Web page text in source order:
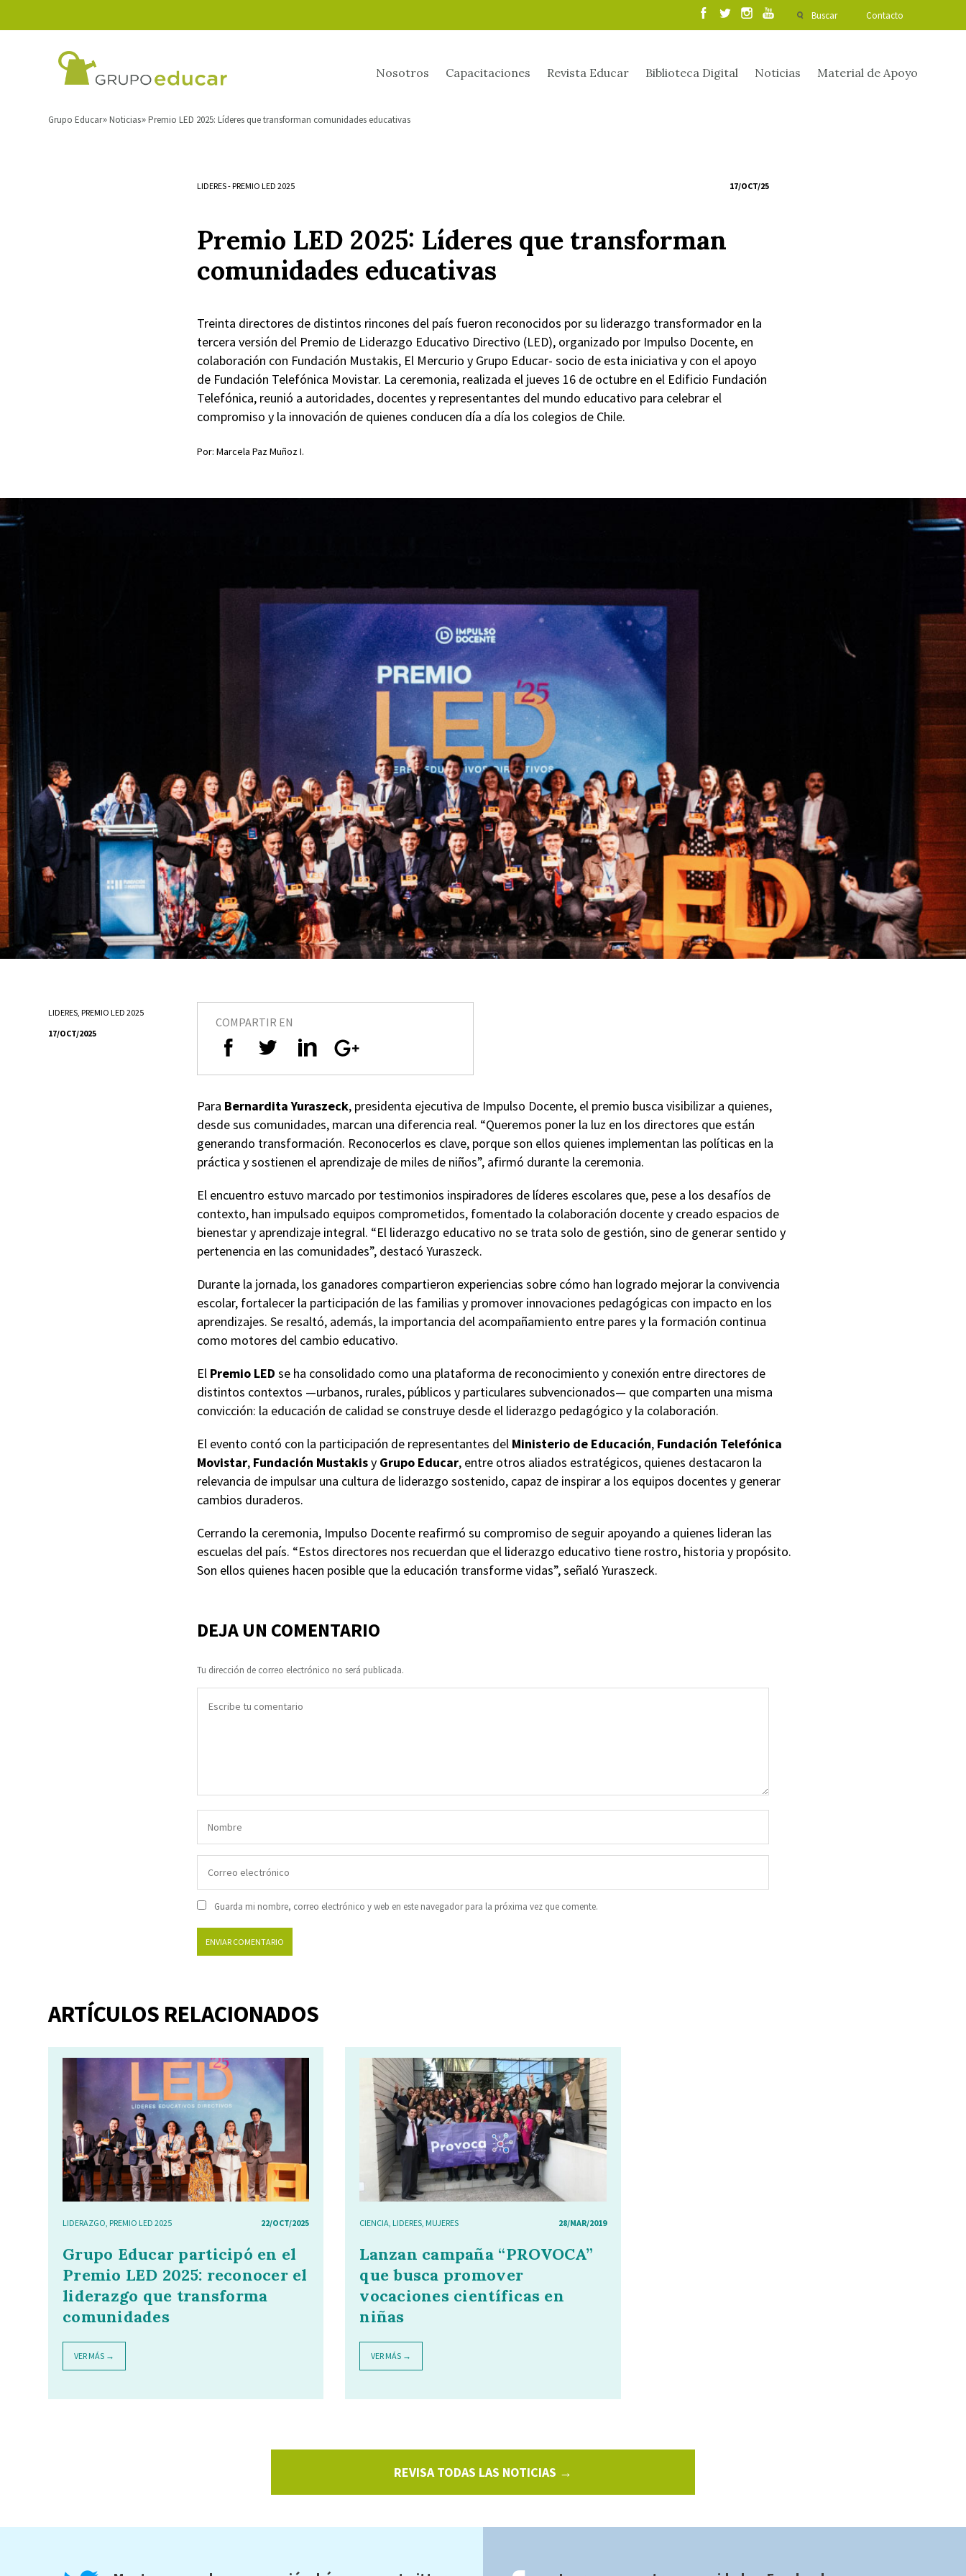
Buscar Contacto
Nosotros Capacitaciones Revista Educar Biblioteca Digital Noticias Material de Apoyo
Grupo Educar Noticias Premio LED 2025: Líderes que transforman comunidades educativas
LIDERES-PREMIO LED 2025 17/OCT/25
Premio LED 2025: Líderes que transforman
comunidades educativas
Treinta directores de distintos rincones del país fueron reconocidos por su liderazgo transformador en la
tercera versión del Premio de Liderazgo Educativo Directivo (LED), organizado por Impulso Docente, en
colaboración con Fundación Mustakis, El Mercurio y Grupo Educar- socio de esta iniciativa y con el apoyo
de Fundación Telefónica Movistar. La ceremonia, realizada el jueves 16 de octubre en el Edificio Fundación
Telefónica, reunió a autoridades, docentes y representantes del mundo educativo para celebrar el
compromiso y la innovación de quienes conducen día a día los colegios de Chile.
Por: Marcela Paz Muñoz I.
LIDERES PREMIO LED 2025
17/OCT/2025
COMPARTIR EN
Para Bernardita Yuraszeck, presidenta ejecutiva de Impulso Docente, el premio busca visibilizar a quienes,
desde sus comunidades, marcan una diferencia real. “Queremos poner la luz en los directores que están
generando transformación. Reconocerlos es clave, porque son ellos quienes implementan las políticas en la
práctica y sostienen el aprendizaje de miles de niños”, afirmó durante la ceremonia.
El encuentro estuvo marcado por testimonios inspiradores de líderes escolares que, pese a los desafíos de
contexto, han impulsado equipos comprometidos, fomentado la colaboración docente y creado espacios de
bienestar y aprendizaje integral. “El liderazgo educativo no se trata solo de gestión, sino de generar sentido y
pertenencia en las comunidades”, destacó Yuraszeck.
Durante la jornada, los ganadores compartieron experiencias sobre cómo han logrado mejorar la convivencia
escolar, fortalecer la participación de las familias y promover innovaciones pedagógicas con impacto en los
aprendizajes. Se resaltó, además, la importancia del acompañamiento entre pares y la formación continua
como motores del cambio educativo.
El Premio LED se ha consolidado como una plataforma de reconocimiento y conexión entre directores de
distintos contextos —urbanos, rurales, públicos y particulares subvencionados— que comparten una misma
convicción: la educación de calidad se construye desde el liderazgo pedagógico y la colaboración.
El evento contó con la participación de representantes del Ministerio de Educación, Fundación Telefónica
Movistar, Fundación Mustakisy Grupo Educar, entre otros aliados estratégicos, quienes destacaron la
relevancia de impulsar una cultura de liderazgo sostenido, capaz de inspirar a los equipos docentes y generar
cambios duraderos.
Cerrando la ceremonia, Impulso Docente reafirmó su compromiso de seguir apoyando a quienes lideran las
escuelas del país. “Estos directores nos recuerdan que el liderazgo educativo tiene rostro, historia y propósito.
Son ellos quienes hacen posible que la educación transforme vidas”, señaló Yuraszeck.
DEJA UN COMENTARIO
Tu dirección de correo electrónico no será publicada.
Guarda mi nombre, correo electrónico y web en este navegador para la próxima vez que comente.
ARTÍCULOS RELACIONADOS
LIDERAZGO PREMIO LED 2025 22/OCT/2025
Grupo Educar participó en el
Premio LED 2025: reconocer el
liderazgo que transforma
comunidades
VER MÁS →
CIENCIA LIDERES MUJERES 28/MAR/2019
Lanzan campaña “PROVOCA”
que busca promover
vocaciones científicas en
niñas
VER MÁS →
REVISA TODAS LAS NOTICIAS →